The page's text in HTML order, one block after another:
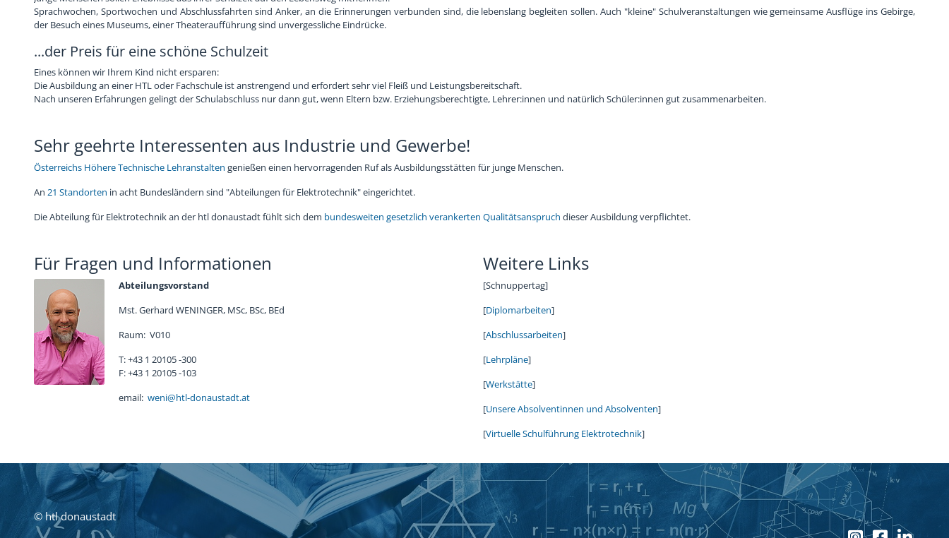
Sprachwochen, Sportwochen und Abschlussfahrten sind Anker, an die Erinnerungen verbunden sind, die lebenslang begleiten sollen. Auch "kleine" Schulveranstaltungen wie gemeinsame Ausflüge ins Gebirge,
der Besuch eines Museums, einer Theateraufführung sind unvergessliche Eindrücke.
...der Preis für eine schöne Schulzeit
Eines können wir Ihrem Kind nicht ersparen:
Die Ausbildung an einer HTL oder Fachschule ist anstrengend und erfordert sehr viel Fleiß und Leistungsbereitschaft.
Nach unseren Erfahrungen gelingt der Schulabschluss nur dann gut, wenn Eltern bzw. Erziehungsberechtigte, Lehrer:innen und natürlich Schüler:innen gut zusammenarbeiten.
Sehr geehrte Interessenten aus Industrie und Gewerbe!
Österreichs Höhere Technische Lehranstalten genießen einen hervorragenden Ruf als Ausbildungsstätten für junge Menschen.
An 21 Standorten in acht Bundesländern sind "Abteilungen für Elektrotechnik" eingerichtet.
Die Abteilung für Elektrotechnik an der htl donaustadt fühlt sich dem bundesweiten gesetzlich verankerten Qualitätsanspruch dieser Ausbildung verpflichtet.
Für Fragen und Informationen
Abteilungsvorstand
Mst. Gerhard WENINGER, MSc, BSc, BEd
Raum: V010
T: +43 1 20105 -300
F: +43 1 20105 -103
email: weni@htl-donaustadt.at
Weitere Links
[Schnuppertag]
[Diplomarbeiten]
[Abschlussarbeiten]
[Lehrpläne]
[Werkstätte]
[Unsere Absolventinnen und Absolventen]
[Virtuelle Schulführung Elektrotechnik]
© htl donaustadt